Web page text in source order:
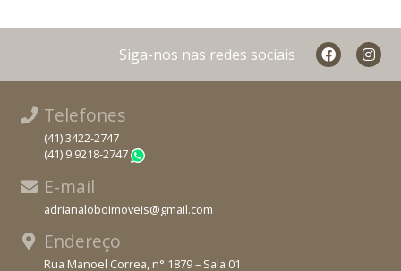
Siga-nos nas redes sociais
Telefones
(41) 3422-2747
(41) 9 9218-2747
E-mail
adrianaloboimoveis@gmail.com
Endereço
Rua Manoel Correa, n° 1879 – Sala 01